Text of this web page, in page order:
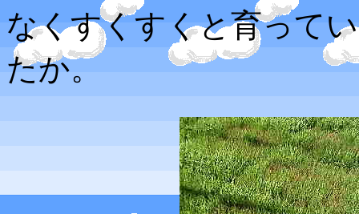
なくすくすくと育って
たか。